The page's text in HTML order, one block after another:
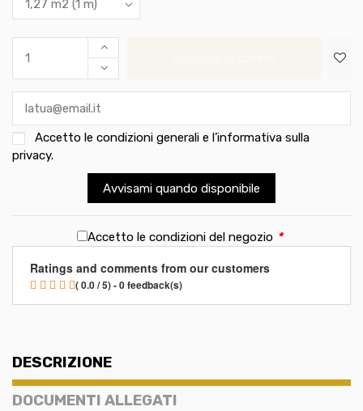
Accetto le condizioni generali e l’informativa sulla
privacy.
Avvisami quando disponibile
Accetto le condizioni del negozio *
Ratings and comments from our customers
( 0.0 / 5) - 0 feedback(s)
DESCRIZIONE
DOCUMENTI ALLEGATI